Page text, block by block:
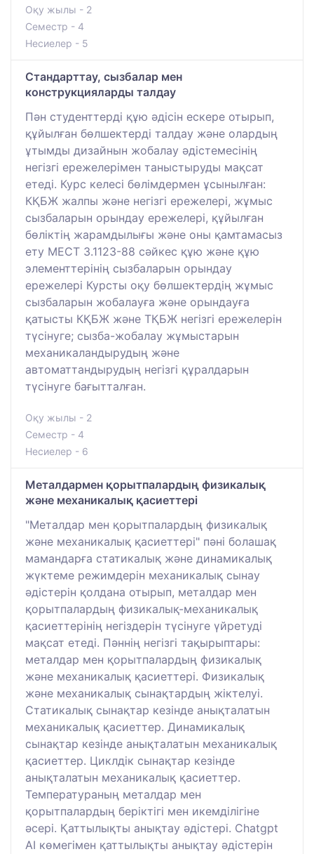
Оқу жылы - 2
Семестр - 4
Несиелер - 5
Стандарттау, сызбалар мен
конструкцияларды талдау
Пән студенттерді құю әдісін ескере отырып,
құйылған бөлшектерді талдау және олардың
ұтымды дизайнын жобалау әдістемесінің
негізгі ережелерімен таныстыруды мақсат
етеді. Курс келесі бөлімдермен ұсынылған:
КҚБЖ жалпы және негізгі ережелері, жұмыс
сызбаларын орындау ережелері, құйылған
бөліктің жарамдылығы және оны қамтамасыз
ету МЕСТ 3.1123-88 сәйкес құю және құю
элементтерінің сызбаларын орындау
ережелері Курсты оқу бөлшектердің жұмыс
сызбаларын жобалауға және орындауға
қатысты КҚБЖ және ТҚБЖ негізгі ережелерін
түсінуге; сызба-жобалау жұмыстарын
механикаландырудың және
автоматтандырудың негізгі құралдарын
түсінуге бағытталған.
Оқу жылы - 2
Семестр - 4
Несиелер - 6
Металдармен қорытпалардың физикалық
және механикалық қасиеттері
"Металдар мен қорытпалардың физикалық
және механикалық қасиеттері" пәні болашақ
мамандарға статикалық және динамикалық
жүктеме режимдерін механикалық сынау
әдістерін қолдана отырып, металдар мен
қорытпалардың физикалық-механикалық
қасиеттерінің негіздерін түсінуге үйретуді
мақсат етеді. Пәннің негізгі тақырыптары:
металдар мен қорытпалардың физикалық
және механикалық қасиеттері. Физикалық
және механикалық сынақтардың жіктелуі.
Статикалық сынақтар кезінде анықталатын
механикалық қасиеттер. Динамикалық
сынақтар кезінде анықталатын механикалық
қасиеттер. Циклдік сынақтар кезінде
анықталатын механикалық қасиеттер.
Температураның металдар мен
қорытпалардың беріктігі мен икемділігіне
әсері. Қаттылықты анықтау әдістері. Chatgpt
AI көмегімен қаттылықты анықтау әдістерін